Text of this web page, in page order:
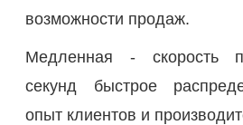
возможности продаж.
Медленная - скорость
секунд быстрое
опыт клиентов и